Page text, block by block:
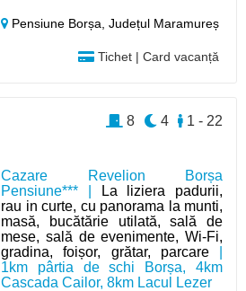
Pensiune Borșa,Județul Maramureș
Tichet | Card vacanță
Cazare Revelion Borșa
Pensiune*** |
La liziera padurii,
rau in curte, cu panorama la munti,
masă, bucătărie utilată, sală de
mese, sală de evenimente, Wi-Fi,
gradina, foișor, grătar, parcare|
1km pârtia de schi Borșa, 4km
Cascada Cailor, 8km Lacul Lezer
1 - 22
4
8